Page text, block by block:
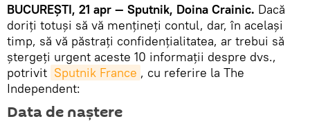
BUCUREŞTI, 21 apr — Sputnik, Doina Crainic. Dacă
doriți totuşi să vă menţineţi contul, dar, în același
timp, să vă păstraţi confidențialitatea, ar trebui să
ştergeţi urgent aceste 10 informaţii despre dvs.,
potrivit Sputnik France , cu referire la The
Independent:
Data de naştere